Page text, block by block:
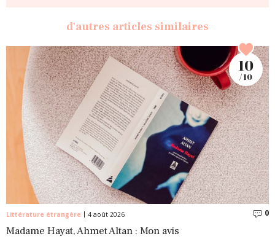
d'autres articles similaires
Littérature étrangère 4 août 2026 0
Madame Hayat, Ahmet Altan : Mon avis
10
/ 10